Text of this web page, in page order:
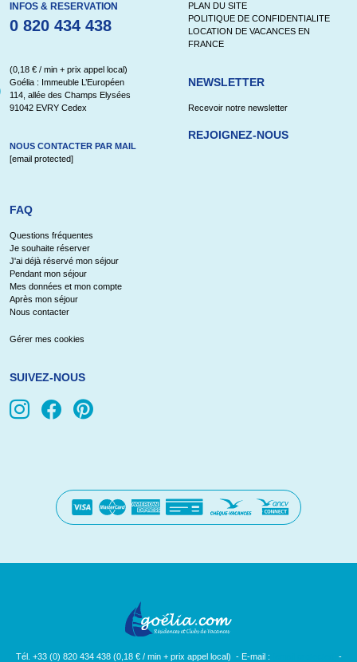
INFOS & RESERVATION
0 820 434 438
(0,18 € / min + prix appel local)
Goélia : Immeuble L’Européen
114, allée des Champs Elysées
91042 EVRY Cedex
NOUS CONTACTER PAR MAIL
[email protected]
PLAN DU SITE
POLITIQUE DE CONFIDENTIALITE
LOCATION DE VACANCES EN
FRANCE
NEWSLETTER
Recevoir notre newsletter
REJOIGNEZ-NOUS
FAQ
Questions fréquentes
Je souhaite réserver
J'ai déjà réservé mon séjour
Pendant mon séjour
Mes données et mon compte
Après mon séjour
Nous contacter
Gérer mes cookies
SUIVEZ-NOUS
Tél. +33 (0) 820 434 438 (0,18 € / min + prix appel local) - E-mail : -